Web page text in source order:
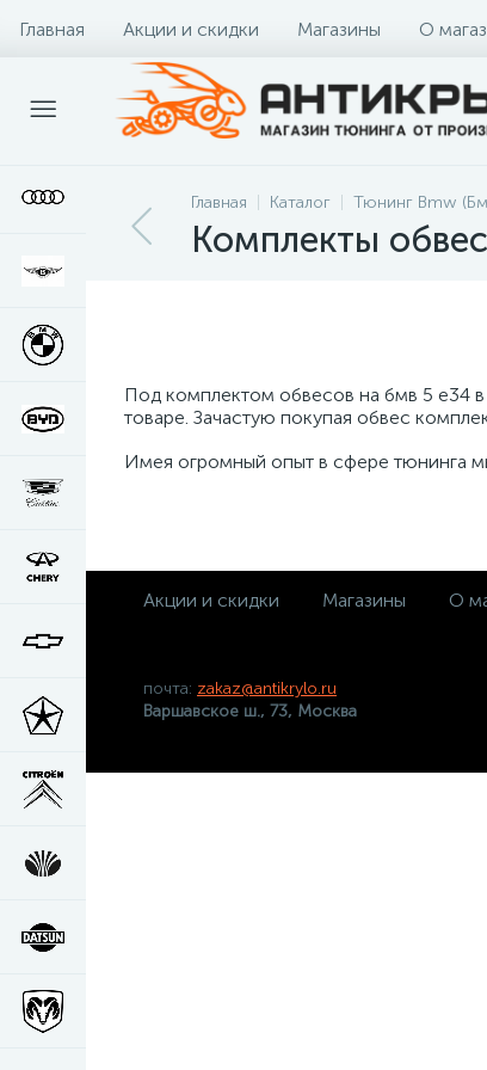
Главная Акции и скидки Магазины О
Главная Каталог Тюнинг Bmw
Комплекты
Под комплектом обвесов на бмв 5 е34
товаре. Зачастую покупая обвес
Имея огромный опыт в сфере тюнинга
Акции и скидки Магазины О
почта: zakaz@antikrylo.ru
Варшавское ш., 73, Москва